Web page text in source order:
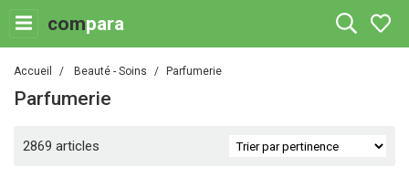
compara
Accueil Beauté - Soins Parfumerie
Parfumerie
2869 articles